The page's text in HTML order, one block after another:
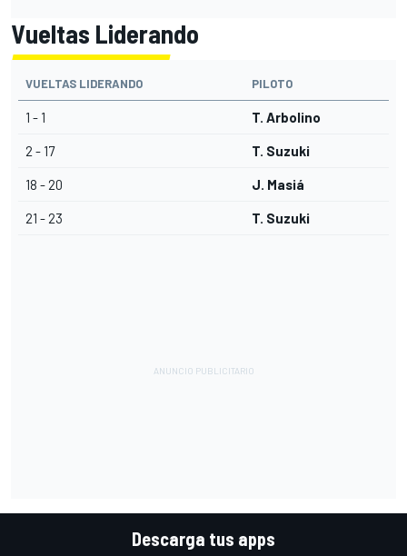
Vueltas Liderando
VUELTAS LIDERANDO PILOTO
1 - 1 T. Arbolino
2 - 17 T. Suzuki
18 - 20 J. Masiá
21 - 23 T. Suzuki
Descarga tus apps